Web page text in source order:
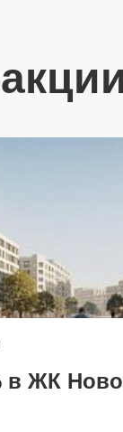
в ЖК